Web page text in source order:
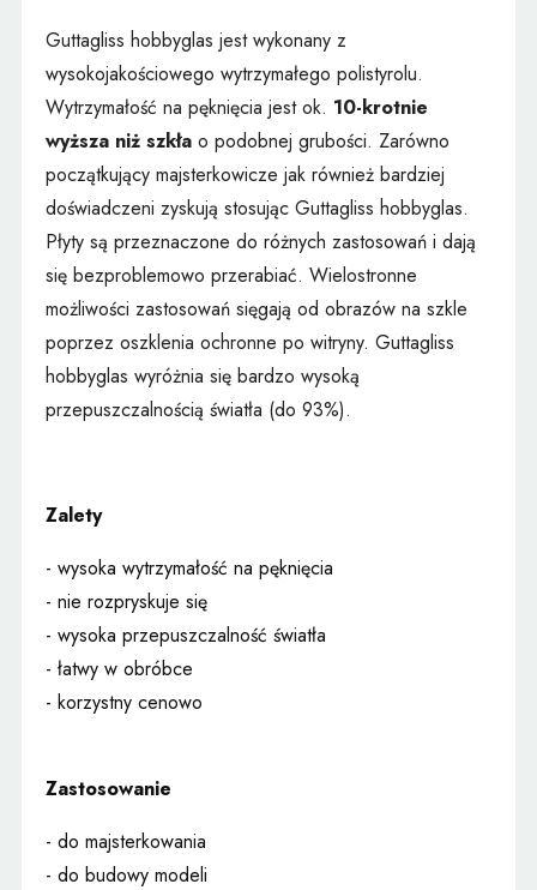
Guttagliss hobbyglas jest wykonany z
wysokojakościowego wytrzymałego polistyrolu.
Wytrzymałość na pęknięcia jest ok. 10-krotnie
wyższa niż szkłao podobnej grubości. Zarówno
początkujący majsterkowicze jak również bardziej
doświadczeni zyskują stosując Guttagliss hobbyglas.
Płyty są przeznaczone do różnych zastosowań i dają
się bezproblemowo przerabiać. Wielostronne
możliwości zastosowań sięgają od obrazów na szkle
poprzez oszklenia ochronne po witryny. Guttagliss
hobbyglas wyróżnia się bardzo wysoką
przepuszczalnością światła (do 93%).
Zalety
- wysoka wytrzymałość na pęknięcia
- nie rozpryskuje się
- wysoka przepuszczalność światła
- łatwy w obróbce
- korzystny cenowo
Zastosowanie
- do majsterkowania
- do budowy modeli